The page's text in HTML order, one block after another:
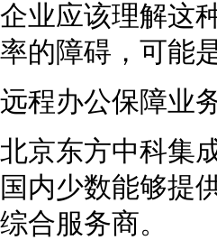
企业应该理解这
率的障碍，可能
远程办公保障业
北京东方中科集
国内少数能够提
综合服务商。